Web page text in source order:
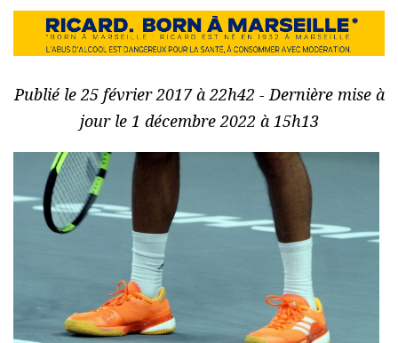
Publié le 25 février 2017 à 22h42 - Dernière mise à
jour le 1 décembre 2022 à 15h13